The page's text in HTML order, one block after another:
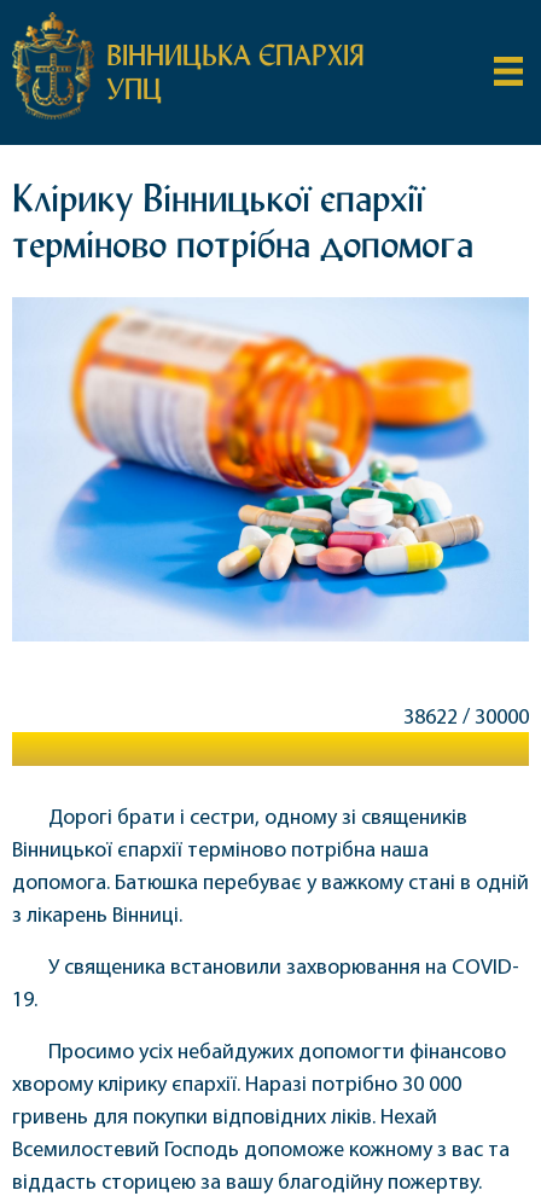
ВІННИЦЬКА ЄПАРХІЯ
УПЦ
Клірику Вінницької єпархії
терміново потрібна допомога
38622 / 30000
Дорогі брати і сестри, одному зі священиків
Вінницької єпархії терміново потрібна наша
допомога. Батюшка перебуває у важкому стані в одній
з лікарень Вінниці.
У священика встановили захворювання на COVID-
19.
Просимо усіх небайдужих допомогти фінансово
хворому клірику єпархії. Наразі потрібно 30 000
гривень для покупки відповідних ліків. Нехай
Всемилостевий Господь допоможе кожному з вас та
віддасть сторицею за вашу благодійну пожертву.